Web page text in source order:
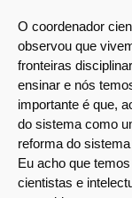
O coordenador
observou que
fronteiras
ensinar e nós
importante é que,
do sistema como
reforma do
Eu acho que
cientistas e